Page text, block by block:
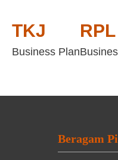
TKJ
Business Plan
RPL
Beragam